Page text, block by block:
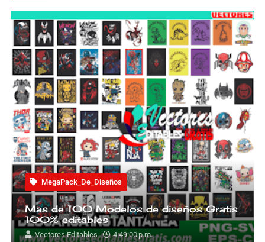
MegaPack_De_Diseños
Mas de 100 Modelos de diseños Gratis
100% editables
Vectores Editables 4:49:00 p.m.